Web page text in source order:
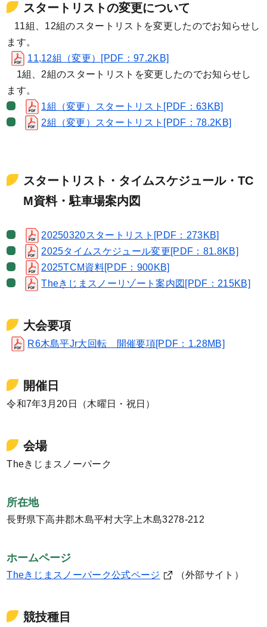
スタートリストの変更について
11組、12組のスタートリストを変更したのでお知らせし
ます。
11,12組（変更）[PDF：97.2KB]
1組、2組のスタートリストを変更したのでお知らせし
ます。
1組（変更）スタートリスト[PDF：63KB]
2組（変更）スタートリスト[PDF：78.2KB]
スタートリスト・タイムスケジュール・TC
M資料・駐車場案内図
20250320スタートリスト[PDF：273KB]
2025タイムスケジュール変更[PDF：81.8KB]
2025TCM資料[PDF：900KB]
Theきじまスノーリゾート案内図[PDF：215KB]
大会要項
R6木島平Jr大回転 開催要項[PDF：1.28MB]
開催日
令和7年3月20日（木曜日・祝日）
会場
Theきじまスノーパーク
所在地
長野県下高井郡木島平村大字上木島3278-212
ホームページ
Theきじまスノーパーク公式ページ （外部サイト）
競技種目